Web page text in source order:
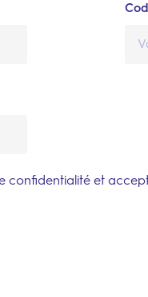
confidentialité et